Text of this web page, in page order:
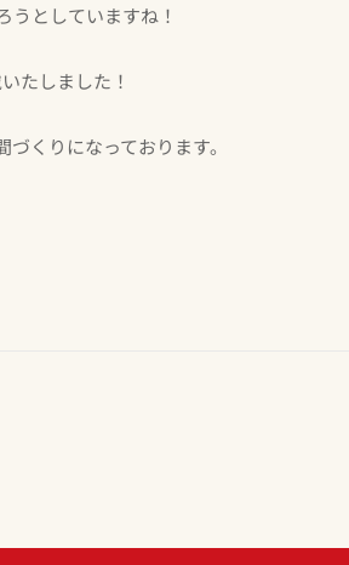
うとしていますね！
たしました！
くりになっております。